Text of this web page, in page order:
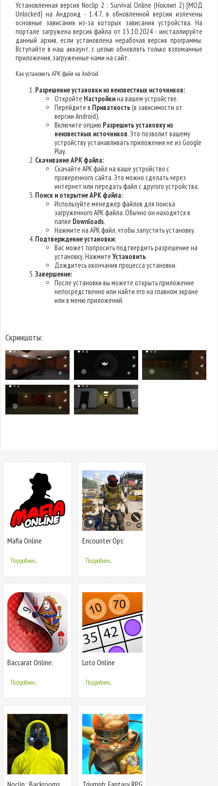
Установленная версия Noclip 2 : Survival Online (Ноклип 2) [МОД
Unlocked] на Андроид - 1.4.7, в обновленной версии излечены
основные зависания из-за которых зависания устройства. На
портале загружена версия файла от 13.10.2024 - инсталлируйте
данный архив, если установлена нерабочая версия программы.
Вступайте в наш аккаунт, с целью обновлять только взломанные
приложения, загруженные нами на сайт.
Как установить APK файл на Android
Разрешение установки из неизвестных источников:
Откройте Настройкина вашем устройстве.
Перейдите в Приватность (в зависимости от
версии Android).
Включите опцию Разрешить установку из
неизвестных источников. Это позволит вашему
устройству устанавливать приложения не из Google
Play.
Скачивание APK файла:
Скачайте APK файл на ваше устройство с
проверенного сайта. Это можно сделать через
интернет или передать файл с другого устройства.
Поиск и открытие APK файла:
Используйте менеджер файлов для поиска
загруженного APK файла. Обычно он находится в
папке Downloads.
Нажмите на APK файл, чтобы запустить установку.
Подтверждение установки:
Вас может попросить подтвердить разрешение на
установку. НажмитеУстановить.
Дождитесь окончания процесса установки.
Завершение:
После установки вы можете открыть приложение
непосредственно или найти его на главном экране
или в меню приложений.
Скриншоты:
Mafia Online
Подробнее...
Encounter Ops:
Подробнее...
Baccarat Online:
Подробнее...
Loto Online
Подробнее...